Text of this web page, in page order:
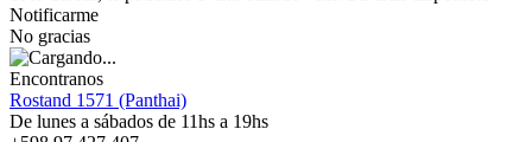
Notificarme
No gracias
Encontranos
Rostand 1571 (Panthai)
De lunes a sábados de 11hs a 19hs